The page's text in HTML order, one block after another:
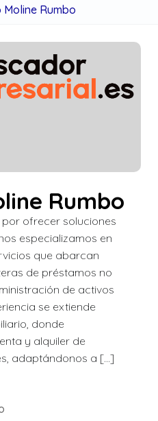
Rumbo
Rumbo
ofrecer soluciones
especializamos en
que abarcan
de préstamos no
de activos
se extiende
donde
y alquiler de
adaptándonos a […]